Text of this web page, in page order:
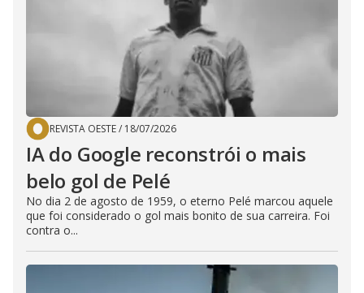
REVISTA OESTE/ 18/07/2026
IA do Google reconstrói o mais
belo gol de Pelé
No dia 2 de agosto de 1959, o eterno Pelé marcou aquele
que foi considerado o gol mais bonito de sua carreira. Foi
contra o...